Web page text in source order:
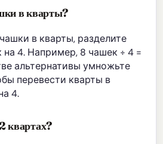
в кварты?
в кварты, разделите
на 4. Например, 8 чашек ÷ 4 =
альтернативы умножьте
перевести кварты в
4.
квартах?